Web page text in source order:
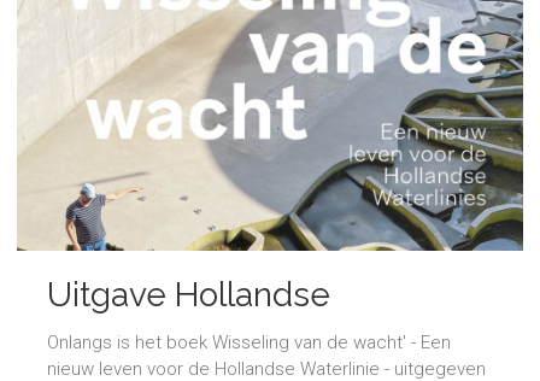
Uitgave Hollandse
Waterlinie
Onlangs is het boek Wisseling van de wacht' - Een
nieuw leven voor de Hollandse Waterlinie - uitgegeven